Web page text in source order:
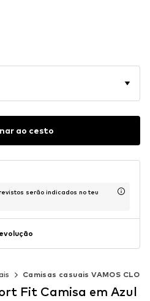
ao cesto
serão indicados no teu
Camisas casuais VAMOS CLO
Fit Camisa em Azul